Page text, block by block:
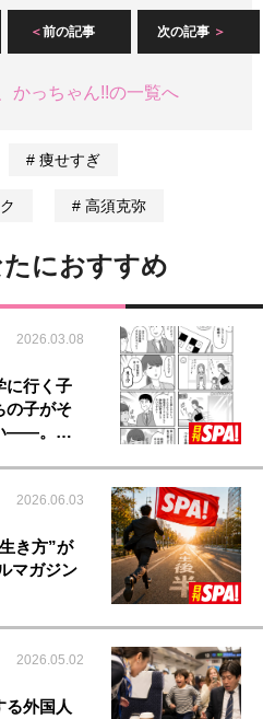
前の記事 次の記事
かっちゃん!!の一覧へ
痩せすぎ
高須克弥
におすすめ
2026.03.08
に行く子
の子がそ
い――。…
2026.06.03
き方”が
マガジン
2026.05.02
る外国人